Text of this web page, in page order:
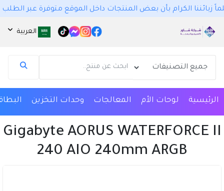
بأن بعض المنتجات داخل الموقع متوفرة عبر الطلب المسبق وهي متوفرة
العربية
الرئيسية لوحات الأم المعالجات وحدات التخزين
Gigabyte AORUS WATERFORCE II
240 AIO 240mm ARGB
مساعد شاور ستور | Shawar Store
مرحباً 👋 أنا مساعدك الذكي في شاور ستور | Shawar
Store.